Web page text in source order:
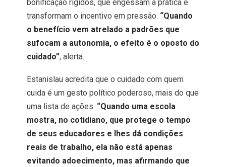
bonificação rígidos, que engessam a prática e
transformam o incentivo em pressão. “Quando
o benefício vem atrelado a padrões que
sufocam a autonomia, o efeito é o oposto do
cuidado”, alerta.
Estanislau acredita que o cuidado com quem
cuida é um gesto político poderoso, mais do que
uma lista de ações. “Quando uma escola
mostra, no cotidiano, que protege o tempo
de seus educadores e lhes dá condições
reais de trabalho, ela não está apenas
evitando adoecimento, mas afirmando que